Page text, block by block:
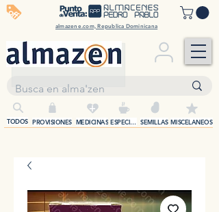
almazene.com, Republica Dominicana
off
+
PROVISIONES MEDICINAS SEMILLAS
ESPECIAS MISCELANEOS
TODOS